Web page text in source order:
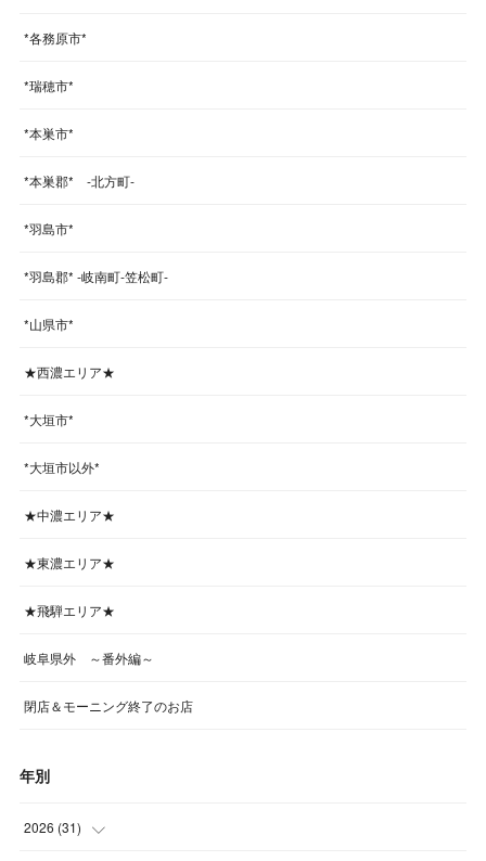
*各務原市*
*瑞穂市*
*本巣市*
*本巣郡* -北方町-
*羽島市*
*羽島郡* -岐南町-笠松町-
*山県市*
★西濃エリア★
*大垣市*
*大垣市以外*
★中濃エリア★
★東濃エリア★
★飛騨エリア★
岐阜県外 ～番外編～
閉店＆モーニング終了のお店
年別
2026 (31)